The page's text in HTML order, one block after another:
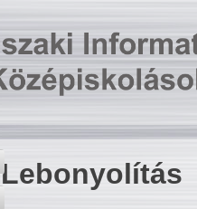
Lebonyolítás